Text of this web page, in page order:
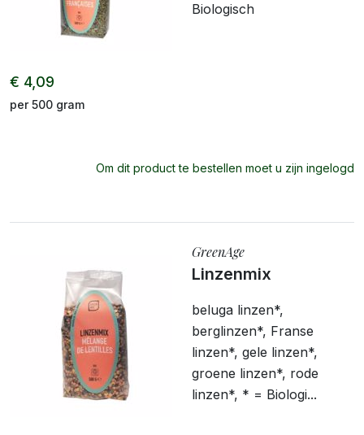
Biologisch
€ 4,09
per 500 gram
Om dit product te bestellen moet u zijn ingelogd
GreenAge
Linzenmix
beluga linzen*,
berglinzen*, Franse
linzen*, gele linzen*,
groene linzen*, rode
linzen*, * = Biologi...